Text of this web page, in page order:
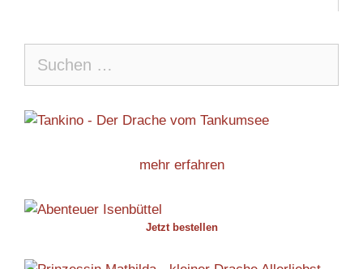
nach:
mehr erfahren
Jetzt bestellen